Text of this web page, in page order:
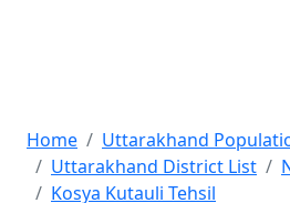
Home
Uttarakhand
Uttarakhand District List
Kosya Kutauli Tehsil